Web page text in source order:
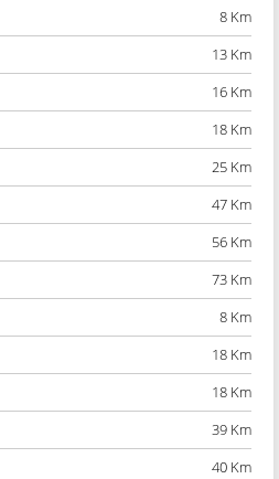
8 Km
13 Km
16 Km
18 Km
25 Km
47 Km
56 Km
73 Km
8 Km
18 Km
18 Km
39 Km
40 Km